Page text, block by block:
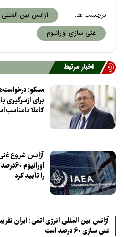
برچسب ها: آژانس بین
غنی سازی اورانیوم
اخبار مرتبط
مسکو:
برای ازسرگیری
کاملا نامناسب
آژانس شروع
را تأیید کرد
آژانس بین المللی انرژی اتمی: ایران
غنی سازی ۶۰ درصد است